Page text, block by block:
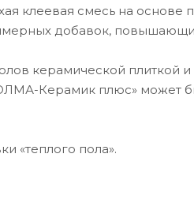
клеевая смесь на основе
добавок,
керамической
Керамик плюс» может
«теплого пола».